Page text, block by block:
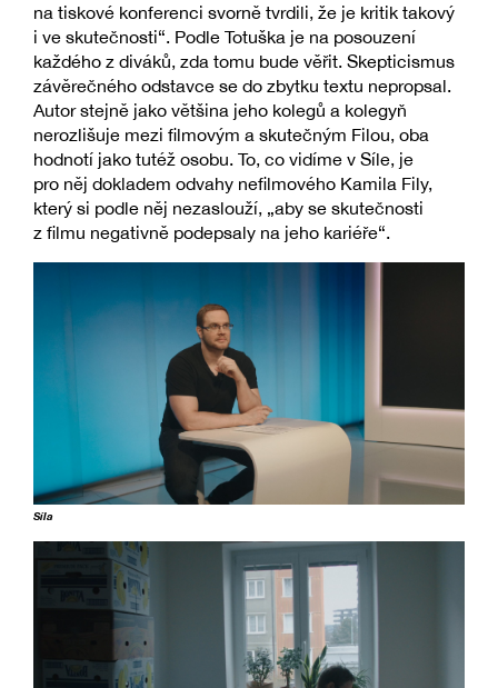
na tiskové konferenci svorně tvrdili, že je kritik takový
i ve skutečnosti“. Podle Totuška je na posouzení
každého z diváků, zda tomu bude věřit. Skepticismus
závěrečného odstavce se do zbytku textu nepropsal.
Autor stejně jako většina jeho kolegů a kolegyň
nerozlišuje mezi filmovým a skutečným Filou, oba
hodnotí jako tutéž osobu. To, co vidíme v Síle, je
pro něj dokladem odvahy nefilmového Kamila Fily,
který si podle něj nezaslouží, „aby se skutečnosti
z filmu negativně podepsaly na jeho kariéře“.
Síla